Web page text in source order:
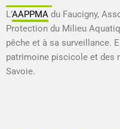
L’AAPPMA du Faucigny,
Protection du Milieu
pêche et à sa surveillance.
patrimoine piscicole et des
Savoie.